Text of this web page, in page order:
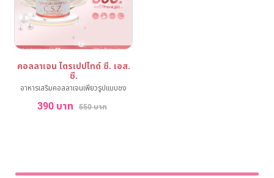
ข่าวสารและบทความ
ติดต่อเรา
คอลลาเจน ไตรเปปไทด์ ซี. เอส.
ซี.
อาหารเสริมคอลลาเจนเพียวรูปแบบชง
390 บาท 550 บาท